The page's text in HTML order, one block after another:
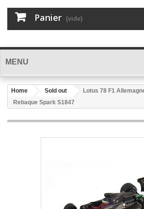
Panier (vide)
MENU
Home Sold out
Lotus 78 F1
Rebaque Spark S1847